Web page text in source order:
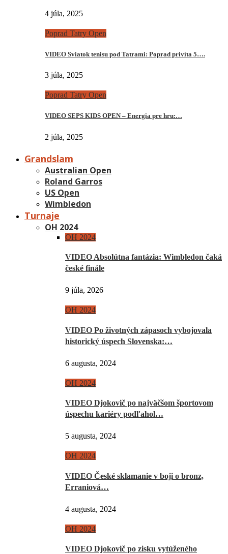
4 júla, 2025
Poprad Tatry Open
VIDEO Sviatok tenisu pod Tatrami: Poprad privíta 5….
3 júla, 2025
Poprad Tatry Open
VIDEO SEPS KIDS OPEN – Energia pre hru:…
2 júla, 2025
Grandslam
Australian Open
Roland Garros
US Open
Wimbledon
Turnaje
OH 2024
OH 2024
VIDEO Absolútna fantázia: Wimbledon čaká
české finále
9 júla, 2026
OH 2024
VIDEO Po životných zápasoch vybojovala
historický úspech Slovenska:…
6 augusta, 2024
OH 2024
VIDEO Djokovič po najväčšom športovom
úspechu kariéry podľahol…
5 augusta, 2024
OH 2024
VIDEO České sklamanie v boji o bronz,
Erraniová…
4 augusta, 2024
OH 2024
VIDEO Djokovič po zisku vytúženého